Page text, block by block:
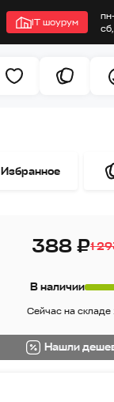
IT шоурум
Избранное
388 ₽1
В наличии
Сейчас на складе
Нашли